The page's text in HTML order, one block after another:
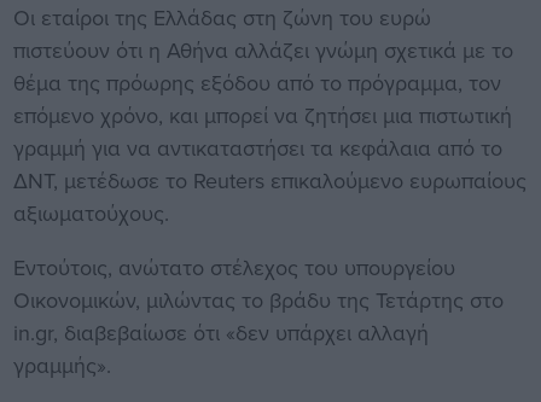
Οι εταίροι της Ελλάδας στη ζώνη του ευρώ
πιστεύουν ότι η Αθήνα αλλάζει γνώμη σχετικά με το
θέμα της πρόωρης εξόδου από το πρόγραμμα, τον
επόμενο χρόνο, και μπορεί να ζητήσει μια πιστωτική
γραμμή για να αντικαταστήσει τα κεφάλαια από το
ΔΝΤ, μετέδωσε το Reuters επικαλούμενο ευρωπαίους
αξιωματούχους.
Εντούτοις, ανώτατο στέλεχος του υπουργείου
Οικονομικών, μιλώντας το βράδυ της Τετάρτης στο
in.gr, διαβεβαίωσε ότι «δεν υπάρχει αλλαγή
γραμμής».